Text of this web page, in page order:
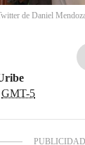
de Daniel
GMT-5